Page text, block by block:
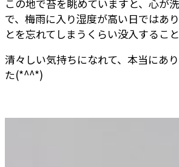
この地で苔を眺めていますと、心が
で、梅雨に入り湿度が高い日ではあ
とを忘れてしまうくらい没入するこ
清々しい気持ちになれて、本当にあ
た(*^^*)